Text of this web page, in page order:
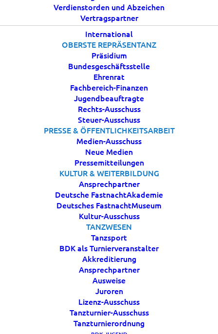
Verdienstorden und Abzeichen
Vertragspartner
International
OBERSTE REPRÄSENTANZ
Präsidium
Bundesgeschäftsstelle
Ehrenrat
Fachbereich-Finanzen
Jugendbeauftragte
Rechts-Ausschuss
Steuer-Ausschuss
PRESSE & ÖFFENTLICHKEITSARBEIT
Medien-Ausschuss
Neue Medien
Pressemitteilungen
KULTUR & WEITERBILDUNG
Ansprechpartner
Deutsche FastnachtAkademie
Deutsches FastnachtMuseum
Kultur-Ausschuss
TANZWESEN
Tanzsport
BDK als Turnierveranstalter
Akkreditierung
Ansprechpartner
Ausweise
Juroren
Lizenz-Ausschuss
Tanzturnier-Ausschuss
Tanzturnierordnung